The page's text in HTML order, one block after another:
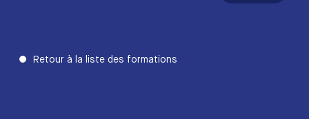
Retour à la liste des formations